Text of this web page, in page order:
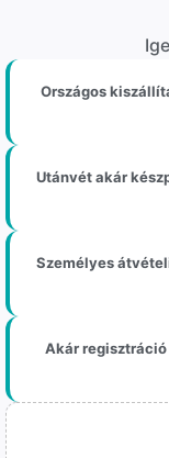
Országos
Utánvét akár
Személyes
Akár